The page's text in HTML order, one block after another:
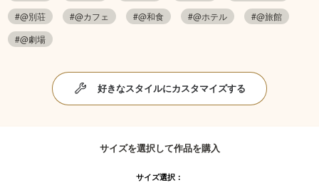
#@別荘
#@カフェ #@和食 #@ホテル
#@旅館
#@劇場
好きなスタイルにカスタマイズする
サイズを選択して作品を購入
サイズ選択：